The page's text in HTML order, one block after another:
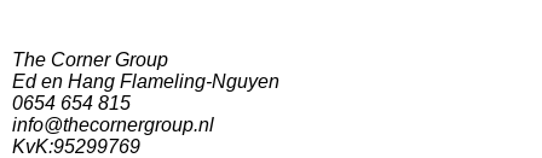
The Corner Group
Ed en Hang Flameling-Nguyen
0654 654 815
info@thecornergroup.nl
KvK:95299769